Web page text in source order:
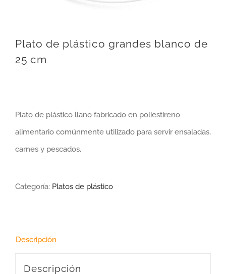
Plato de plástico grandes blanco de
25 cm
Plato de plástico llano fabricado en poliestireno
alimentario comúnmente utilizado para servir ensaladas,
carnes y pescados.
Categoría: Platos de plástico
Descripción
Descripción